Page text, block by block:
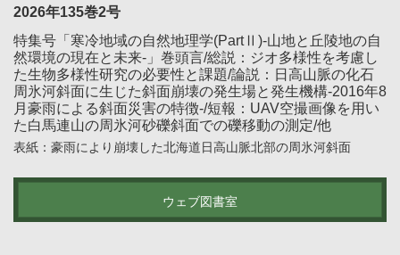
2026年135巻2号
特集号「寒冷地域の自然地理学(PartⅡ)-山地と丘陵地の自
然環境の現在と未来-」巻頭言/総説：ジオ多様性を考慮し
た生物多様性研究の必要性と課題/論説：日高山脈の化石
周氷河斜面に生じた斜面崩壊の発生場と発生機構-2016年8
月豪雨による斜面災害の特徴-/短報：UAV空撮画像を用い
た白馬連山の周氷河砂礫斜面での礫移動の測定/他
表紙：豪雨により崩壊した北海道日高山脈北部の周氷河斜面
ウェブ図書室